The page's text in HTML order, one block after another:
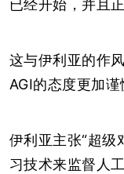
已经开始，并且
这与伊利亚的作
AGI的态度更加谨
伊利亚主张“超级
习技术来监督人